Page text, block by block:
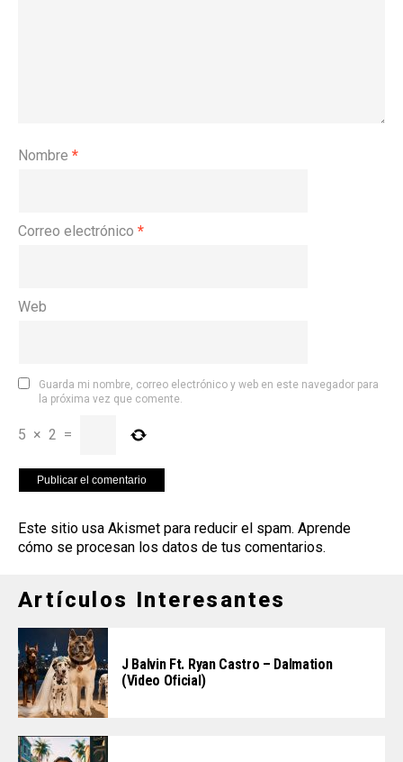
Nombre *
Correo electrónico *
Web
Guarda mi nombre, correo electrónico y web en este navegador para
la próxima vez que comente.
5 × 2 =
Este sitio usa Akismet para reducir el spam. Aprende
cómo se procesan los datos de tus comentarios.
Artículos Interesantes
J Balvin Ft. Ryan Castro – Dalmation
(Video Oficial)